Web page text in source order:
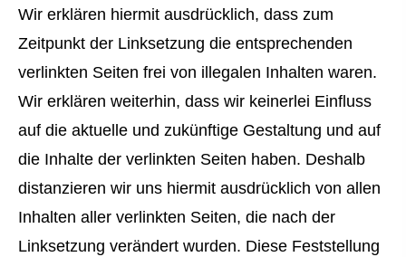
Wir erklären hiermit ausdrücklich, dass zum
Zeitpunkt der Linksetzung die entsprechenden
verlinkten Seiten frei von illegalen Inhalten waren.
Wir erklären weiterhin, dass wir keinerlei Einfluss
auf die aktuelle und zukünftige Gestaltung und auf
die Inhalte der verlinkten Seiten haben. Deshalb
distanzieren wir uns hiermit ausdrücklich von allen
Inhalten aller verlinkten Seiten, die nach der
Linksetzung verändert wurden. Diese Feststellung